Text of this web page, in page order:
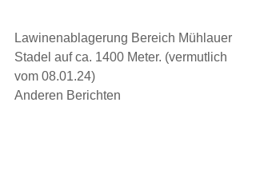
Lawinenablagerung Bereich Mühlauer
Stadel auf ca. 1400 Meter. (vermutlich
vom 08.01.24)
Anderen Berichten